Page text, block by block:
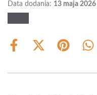
Data dodania: 13 maja 2026
Share
Share
(Twitter)
Share